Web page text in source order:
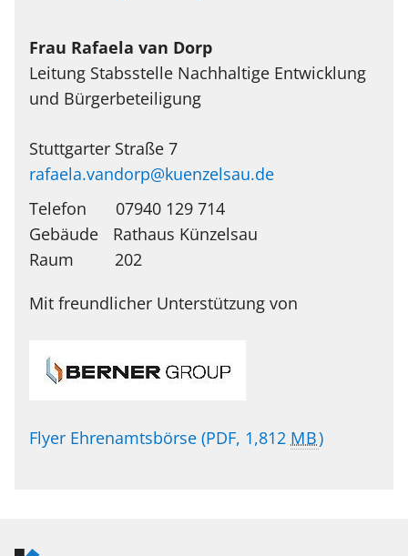
Frau Rafaela van Dorp
Leitung Stabsstelle Nachhaltige Entwicklung
und Bürgerbeteiligung
Stuttgarter Straße 7
rafaela.vandorp@kuenzelsau.de
Telefon
07940 129 714
Rathaus Künzelsau
202
Mit freundlicher Unterstützung von
Flyer Ehrenamtsbörse (PDF, 1,812 MB)